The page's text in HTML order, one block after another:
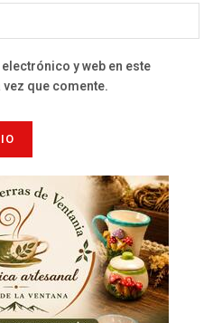
y web en este
que comente.